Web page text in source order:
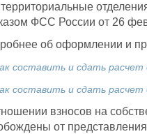
территориальные
ФСС России от 26
об оформлении и
составить и сдать
составить и сдать
взносов на
от